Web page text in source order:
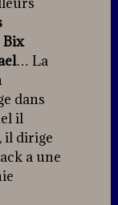
Bix
… La
dans
il
il dirige
a une